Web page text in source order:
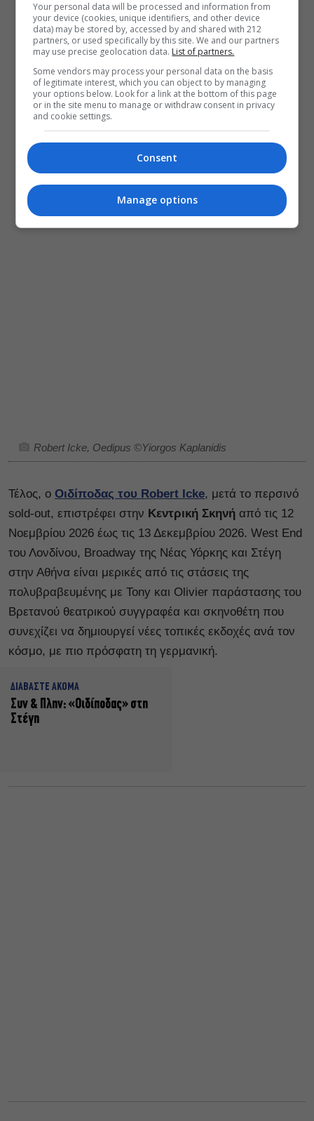
Robert Icke, Oedipus ©Yiorgos Kaplanidis
Τέλος, ο Οιδίποδας του Robert Icke, μετά το περσινό
sold-out, επιστρέφει στην Κεντρική Σκηνή από τις 12
Νοεμβρίου 2026 έως τις 13 Δεκεμβρίου 2026. West End
του Λονδίνου, Broadway της Νέας Υόρκης και Στέγη
στην Αθήνα είναι μερικές από τις στάσεις της
πολυβραβευμένης με Tony και Olivier παράστασης του
Βρετανού θεατρικού συγγραφέα και σκηνοθέτη που
συνεχίζει να δημιουργεί νέες τοπικές εκδοχές ανά τον
κόσμο, με πιο πρόσφατη τη γερμανική.
ΔΙΑΒΑΣΤΕ ΑΚΟΜΑ
Συν & Πλην: «Οιδίποδας» στη
Στέγη
Your personal data will be processed and information from
your device (cookies, unique identifiers, and other device
data) may be stored by, accessed by and shared with 212
partners, or used specifically by this site. We and our partners
may use precise geolocation data. List of partners.
Some vendors may process your personal data on the basis
of legitimate interest, which you can object to by managing
your options below. Look for a link at the bottom of this page
or in the site menu to manage or withdraw consent in privacy
and cookie settings.
Consent
Manage options